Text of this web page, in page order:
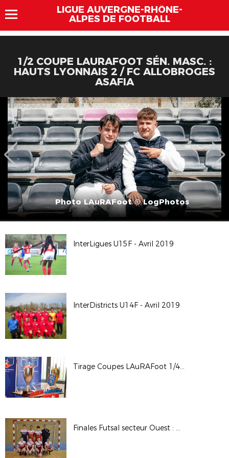
LIGUE AUVERGNE-RHÔNE-
ALPES DE FOOTBALL
1/2 COUPE LAURAFOOT SÉN. MASC. :
HAUTS LYONNAIS 2 / FC ALLOBROGES
ASAFIA
Photo LAuRAFoot © LogPhotos
InterLigues U15F - Avril 2019
InterDistricts U14F - Avril 2019
Tirage Coupes LAuRAFoot 1/4 et 1/2 - St Maurice de Beynost
Finales Futsal secteur Ouest : U15F et seniors F